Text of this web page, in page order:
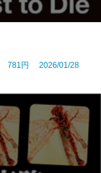
781円 2026/01/28